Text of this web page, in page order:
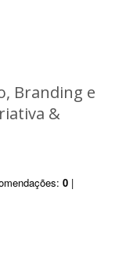
Branding e
&
0 |